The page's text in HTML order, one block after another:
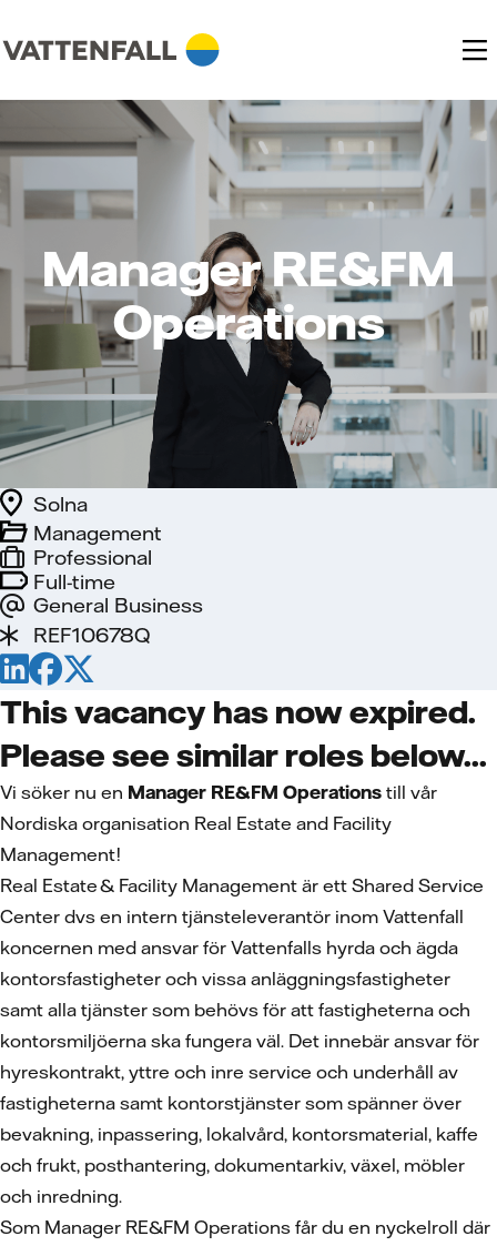
Manager RE&FM
Operations
Full-time
General Business
Management
Solna
Professional
REF10678Q
This vacancy has now expired.
Please see similar roles below...
Vi söker nu en Manager RE&FM Operations till vår
Nordiska organisation Real Estate and Facility
Management!
Real Estate & Facility Management är ett Shared Service
Center dvs en intern tjänsteleverantör inom Vattenfall
koncernen med ansvar för Vattenfalls hyrda och ägda
kontorsfastigheter och vissa anläggningsfastigheter
samt alla tjänster som behövs för att fastigheterna och
kontorsmiljöerna ska fungera väl. Det innebär ansvar för
hyreskontrakt, yttre och inre service och underhåll av
fastigheterna samt kontorstjänster som spänner över
bevakning, inpassering, lokalvård, kontorsmaterial, kaffe
och frukt, posthantering, dokumentarkiv, växel, möbler
och inredning.
Som Manager RE&FM Operations får du en nyckelroll där